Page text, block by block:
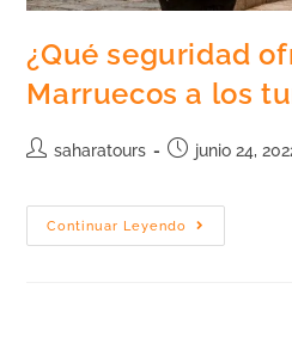
¿Qué seguridad
Marruecos a los
saharatours junio 24,
Continuar Leyendo